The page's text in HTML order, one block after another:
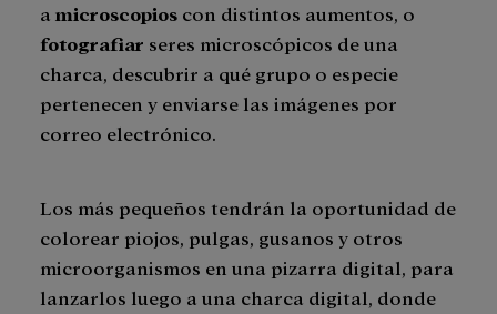
a microscopios con distintos aumentos, o
fotografiar seres microscópicos de una
charca, descubrir a qué grupo o especie
pertenecen y enviarse las imágenes por
correo electrónico.
Los más pequeños tendrán la oportunidad de
colorear piojos, pulgas, gusanos y otros
microorganismos en una pizarra digital, para
lanzarlos luego a una charca digital, donde